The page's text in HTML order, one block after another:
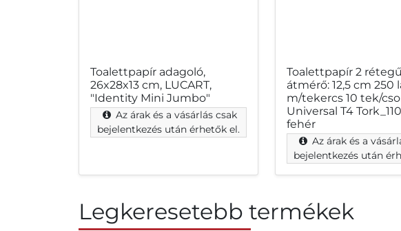
Toalettpapír adagoló,
26x28x13 cm, LUCART,
"Identity Mini Jumbo"
Az árak és a vásárlás csak
bejelentkezés után érhetők el.
Toalettpapír 2 rétegű
átmérő: 12,5 cm 250
m/tekercs 10 tek/
Universal T4
fehér
Az árak és a
bejelentkezés után
Legkeresetebb termékek